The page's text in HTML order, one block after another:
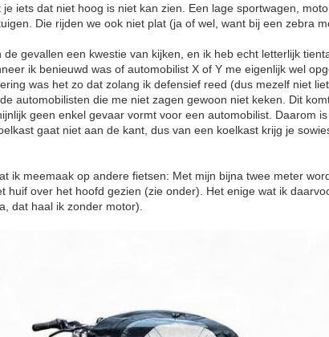
iets dat niet hoog is niet kan zien. Een lage sportwagen,
Die rijden we ook niet plat (ja of wel, want bij een zebra
de gevallen een kwestie van kijken, en ik heb echt letterlijk
ik benieuwd was of automobilist X of Y me eigenlijk wel
was het zo dat zolang ik defensief reed (dus mezelf niet
automobilisten die me niet zagen gewoon niet keken. Dit
geen enkel gevaar vormt voor een automobilist. Daarom
gaat niet aan de kant, dus van een koelkast krijg je
ik meemaak op andere fietsen: Met mijn bijna twee meter
huif over het hoofd gezien (zie onder). Het enige wat ik
dat haal ik zonder motor).